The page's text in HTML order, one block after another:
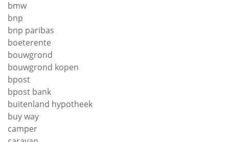
bmw
bnp
bnp paribas
boeterente
bouwgrond
bouwgrond kopen
bpost
bpost bank
buitenland hypotheek
buy way
camper